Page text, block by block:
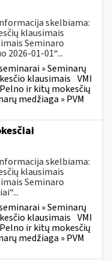
skelbiama:
klausimais
Seminaro
2026-01-01“...
» Seminarų
klausimais VMI
ir kitų mokesčių
medžiaga » PVM
skelbiama:
klausimais
Seminaro
» Seminarų
klausimais VMI
ir kitų mokesčių
medžiaga » PVM